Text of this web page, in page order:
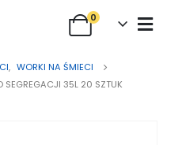
0
, WORKI NA ŚMIECI
SEGREGACJI 35L 20 SZTUK